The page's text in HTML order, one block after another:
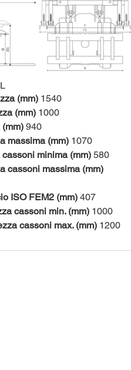
(mm) 1540
(mm) 1000
940
massima (mm) 1070
minima (mm) 580
cassoni massima (mm)
ISO FEM2 (mm) 407
cassoni min. (mm) 1000
cassoni max. (mm) 1200